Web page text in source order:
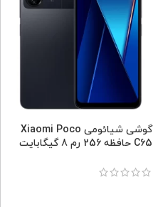
گوشی شیائومی Xiaomi Poco
C65 حافظه 256 رم 8 گیگابایت